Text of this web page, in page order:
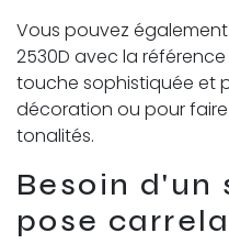
Vous pouvez
2530D avec la référence
touche sophistiquée et
décoration ou pour faire
tonalités.
Besoin d'un
pose